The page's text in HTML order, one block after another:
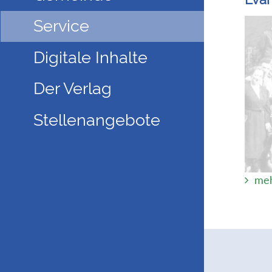
Service
Digitale Inhalte
Der Verlag
Stellenangebote